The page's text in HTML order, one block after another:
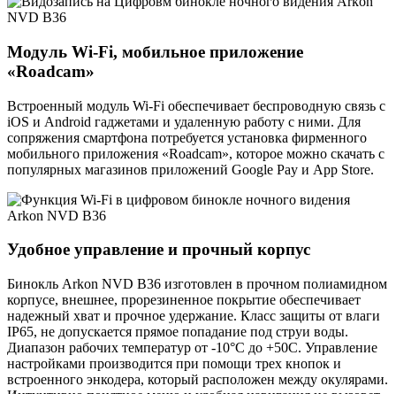
Модуль Wi-Fi, мобильное приложение
«Roadcam»
Встроенный модуль Wi-Fi обеспечивает беспроводную связь с
iOS и Android гаджетами и удаленную работу с ними. Для
сопряжения смартфона потребуется установка фирменного
мобильного приложения «Roadcam», которое можно скачать с
популярных магазинов приложений Google Pay и App Store.
Удобное управление и прочный корпус
Бинокль Arkon NVD B36 изготовлен в прочном полиамидном
корпусе, внешнее, прорезиненное покрытие обеспечивает
надежный хват и прочное удержание. Класс защиты от влаги
IP65, не допускается прямое попадание под струи воды.
Диапазон рабочих температур от -10°C до +50С. Управление
настройками производится при помощи трех кнопок и
встроенного энкодера, который расположен между окулярами.